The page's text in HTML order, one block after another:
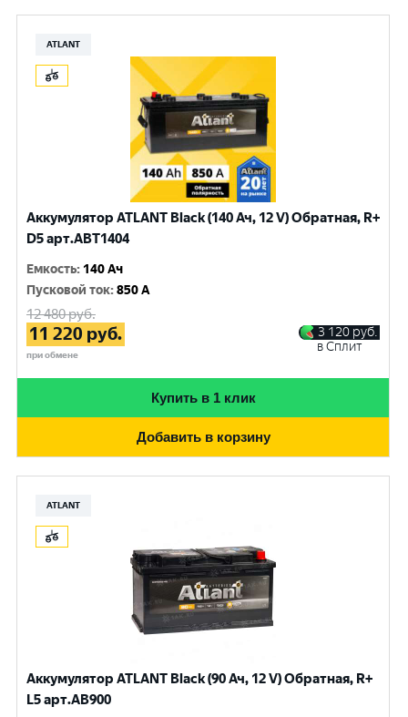
ATLANT
Аккумулятор ATLANT Black (140 Ач, 12 V) Обратная, R+
D5 арт.ABT1404
Емкость: 140 Ач
Пусковой ток:850 A
12 480руб.
11 220 руб.
при обмене
3 120 руб.
в Сплит
Купить в 1 клик
Добавить в корзину
ATLANT
Аккумулятор ATLANT Black (90 Ач, 12 V) Обратная, R+
L5 арт.AB900